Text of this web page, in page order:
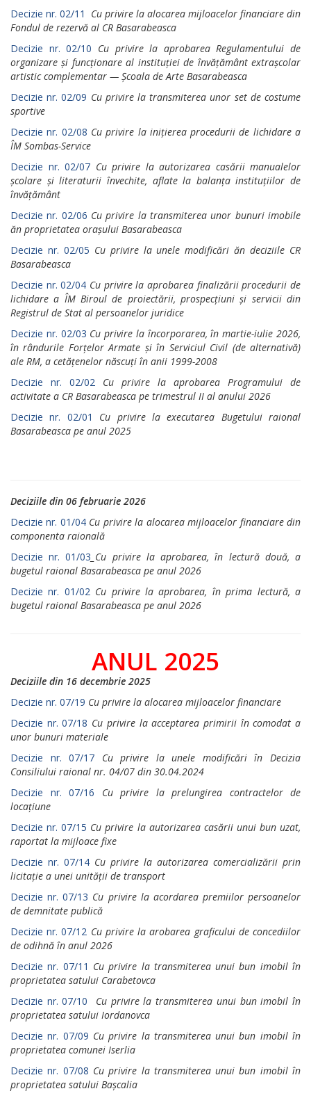
Decizie nr. 02/11 Cu privire la alocarea mijloacelor financiare din
Fondul de rezervă al CR Basarabeasca
Decizie nr. 02/10 Cu privire la aprobarea Regulamentului de
organizare și funcționare al instituției de învățământ extrașcolar
artistic complementar — Școala de Arte Basarabeasca
Decizie nr. 02/09 Cu privire la transmiterea unor set de costume
sportive
Decizie nr. 02/08 Cu privire la inițierea procedurii de lichidare a
ÎM Sombas-Service
Decizie nr. 02/07 Cu privire la autorizarea casării manualelor
școlare și literaturii învechite, aflate la balanța instituțiilor de
învățământ
Decizie nr. 02/06 Cu privire la transmiterea unor bunuri imobile
ăn proprietatea orașului Basarabeasca
Decizie nr. 02/05 Cu privire la unele modificări ăn deciziile CR
Basarabeasca
Decizie nr. 02/04 Cu privire la aprobarea finalizării procedurii de
lichidare a ÎM Biroul de proiectării, prospecțiuni și servicii din
Registrul de Stat al persoanelor juridice
Decizie nr. 02/03 Cu privire la încorporarea, în martie-iulie 2026,
în rândurile Forțelor Armate și în Serviciul Civil (de alternativă)
ale RM, a cetățenelor născuți în anii 1999-2008
Decizie nr. 02/02 Cu privire la aprobarea Programului de
activitate a CR Basarabeasca pe trimestrul II al anului 2026
Decizie nr. 02/01 Cu privire la executarea Bugetului raional
Basarabeasca pe anul 2025
Deciziile din 06 februarie 2026
Decizie nr. 01/04 Cu privire la alocarea mijloacelor financiare din
componenta raională
Decizie nr. 01/03 _Cu privire la aprobarea, în lectură două, a
bugetul raional Basarabeasca pe anul 2026
Decizie nr. 01/02 Cu privire la aprobarea, în prima lectură, a
bugetul raional Basarabeasca pe anul 2026
ANUL 2025
Deciziile din 16 decembrie 2025
Decizie nr. 07/19 Cu privire la alocarea mijloacelor financiare
Decizie nr. 07/18 Cu privire la acceptarea primirii în comodat a
unor bunuri materiale
Decizie nr. 07/17 Cu privire la unele modificări în Decizia
Consiliului raional nr. 04/07 din 30.04.2024
Decizie nr. 07/16 Cu privire la prelungirea contractelor de
locațiune
Decizie nr. 07/15 Cu privire la autorizarea casării unui bun uzat,
raportat la mijloace fixe
Decizie nr. 07/14 Cu privire la autorizarea comercializării prin
licitație a unei unității de transport
Decizie nr. 07/13 Cu privire la acordarea premiilor persoanelor
de demnitate publică
Decizie nr. 07/12 Cu privire la arobarea graficului de concediilor
de odihnă în anul 2026
Decizie nr. 07/11 Cu privire la transmiterea unui bun imobil în
proprietatea satului Carabetovca
Decizie nr. 07/10
Cu privire la transmiterea unui bun imobil în
proprietatea satului Iordanovca
Decizie nr. 07/09 Cu privire la transmiterea unui bun imobil în
proprietatea comunei Iserlia
Decizie nr. 07/08 Cu privire la transmiterea unui bun imobil în
proprietatea satului Bașcalia